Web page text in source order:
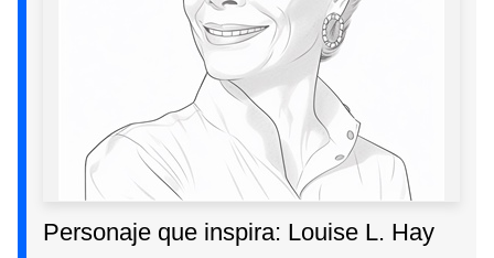
Personaje que inspira: Louise L. Hay